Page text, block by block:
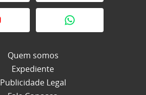
Quem somos
Expediente
Publicidade Legal